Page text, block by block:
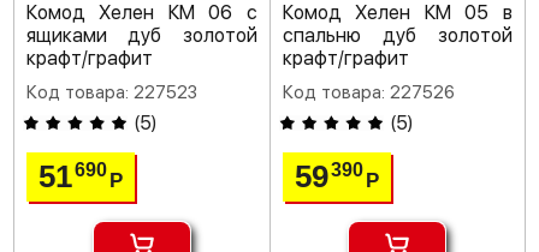
Комод Хелен КМ 06 с
ящиками дуб золотой
крафт/графит
Код товара: 227523
(5)
51690Р
Комод Хелен КМ 05 в
спальню дуб золотой
крафт/графит
Код товара: 227526
(5)
59390 Р